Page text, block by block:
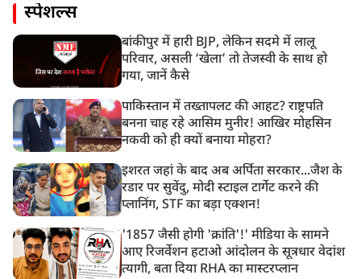
स्पेशल्स
बांकीपुर में हारी BJP, लेकिन सदमे में लालू
परिवार, असली ‘खेला’ तो तेजस्वी के साथ हो
गया, जानें कैसे
पाकिस्तान में तख्तापलट की आहट? राष्ट्रपति
बनना चाह रहे आसिम मुनीर! आखिर मोहसिन
नकवी को ही क्यों बनाया मोहरा?
इशरत जहां के बाद अब अर्पिता सरकार...जैश के
रडार पर सुवेंदु, मोदी स्टाइल टार्गेट करने की
प्लानिंग, STF का बड़ा एक्शन!
'1857 जैसी होगी 'क्रांति'!' मीडिया के सामने
आए रिजर्वेशन हटाओ आंदोलन के सूत्रधार वेदांश
त्यागी, बता दिया RHA का मास्टरप्लान